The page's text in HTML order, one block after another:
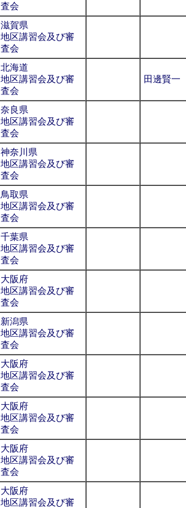
査会
滋賀県
地区講習会及び審
査会
北海道
地区講習会及び審
査会
田邊賢一
奈良県
地区講習会及び審
査会
神奈川県
地区講習会及び審
査会
鳥取県
地区講習会及び審
査会
千葉県
地区講習会及び審
査会
大阪府
地区講習会及び審
査会
新潟県
地区講習会及び審
査会
大阪府
地区講習会及び審
査会
大阪府
地区講習会及び審
査会
大阪府
地区講習会及び審
査会
大阪府
地区講習会及び審